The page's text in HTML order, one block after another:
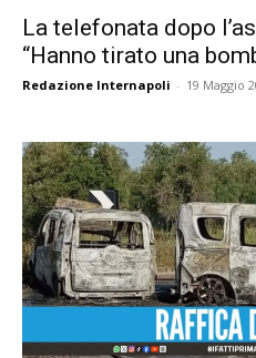
La telefonata dopo
“Hanno tirato una
Redazione Internapoli - 19 Maggio